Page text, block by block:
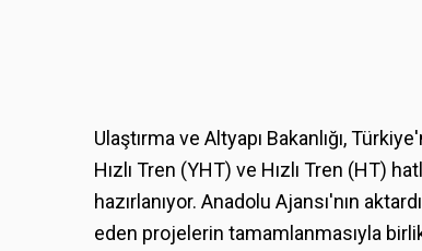
Ulaştırma ve Altyapı Bakanlığı,
Hızlı Tren (YHT) ve Hızlı Tren (HT)
hazırlanıyor. Anadolu Ajansı'nın
eden projelerin tamamlanmasıyla